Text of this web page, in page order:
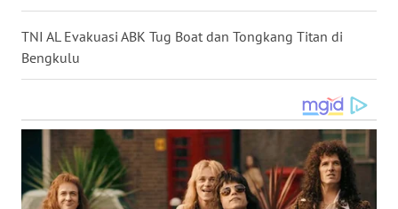
TNI AL Evakuasi ABK Tug Boat dan Tongkang Titan di
Bengkulu
KALBAR
WN
KALTARA